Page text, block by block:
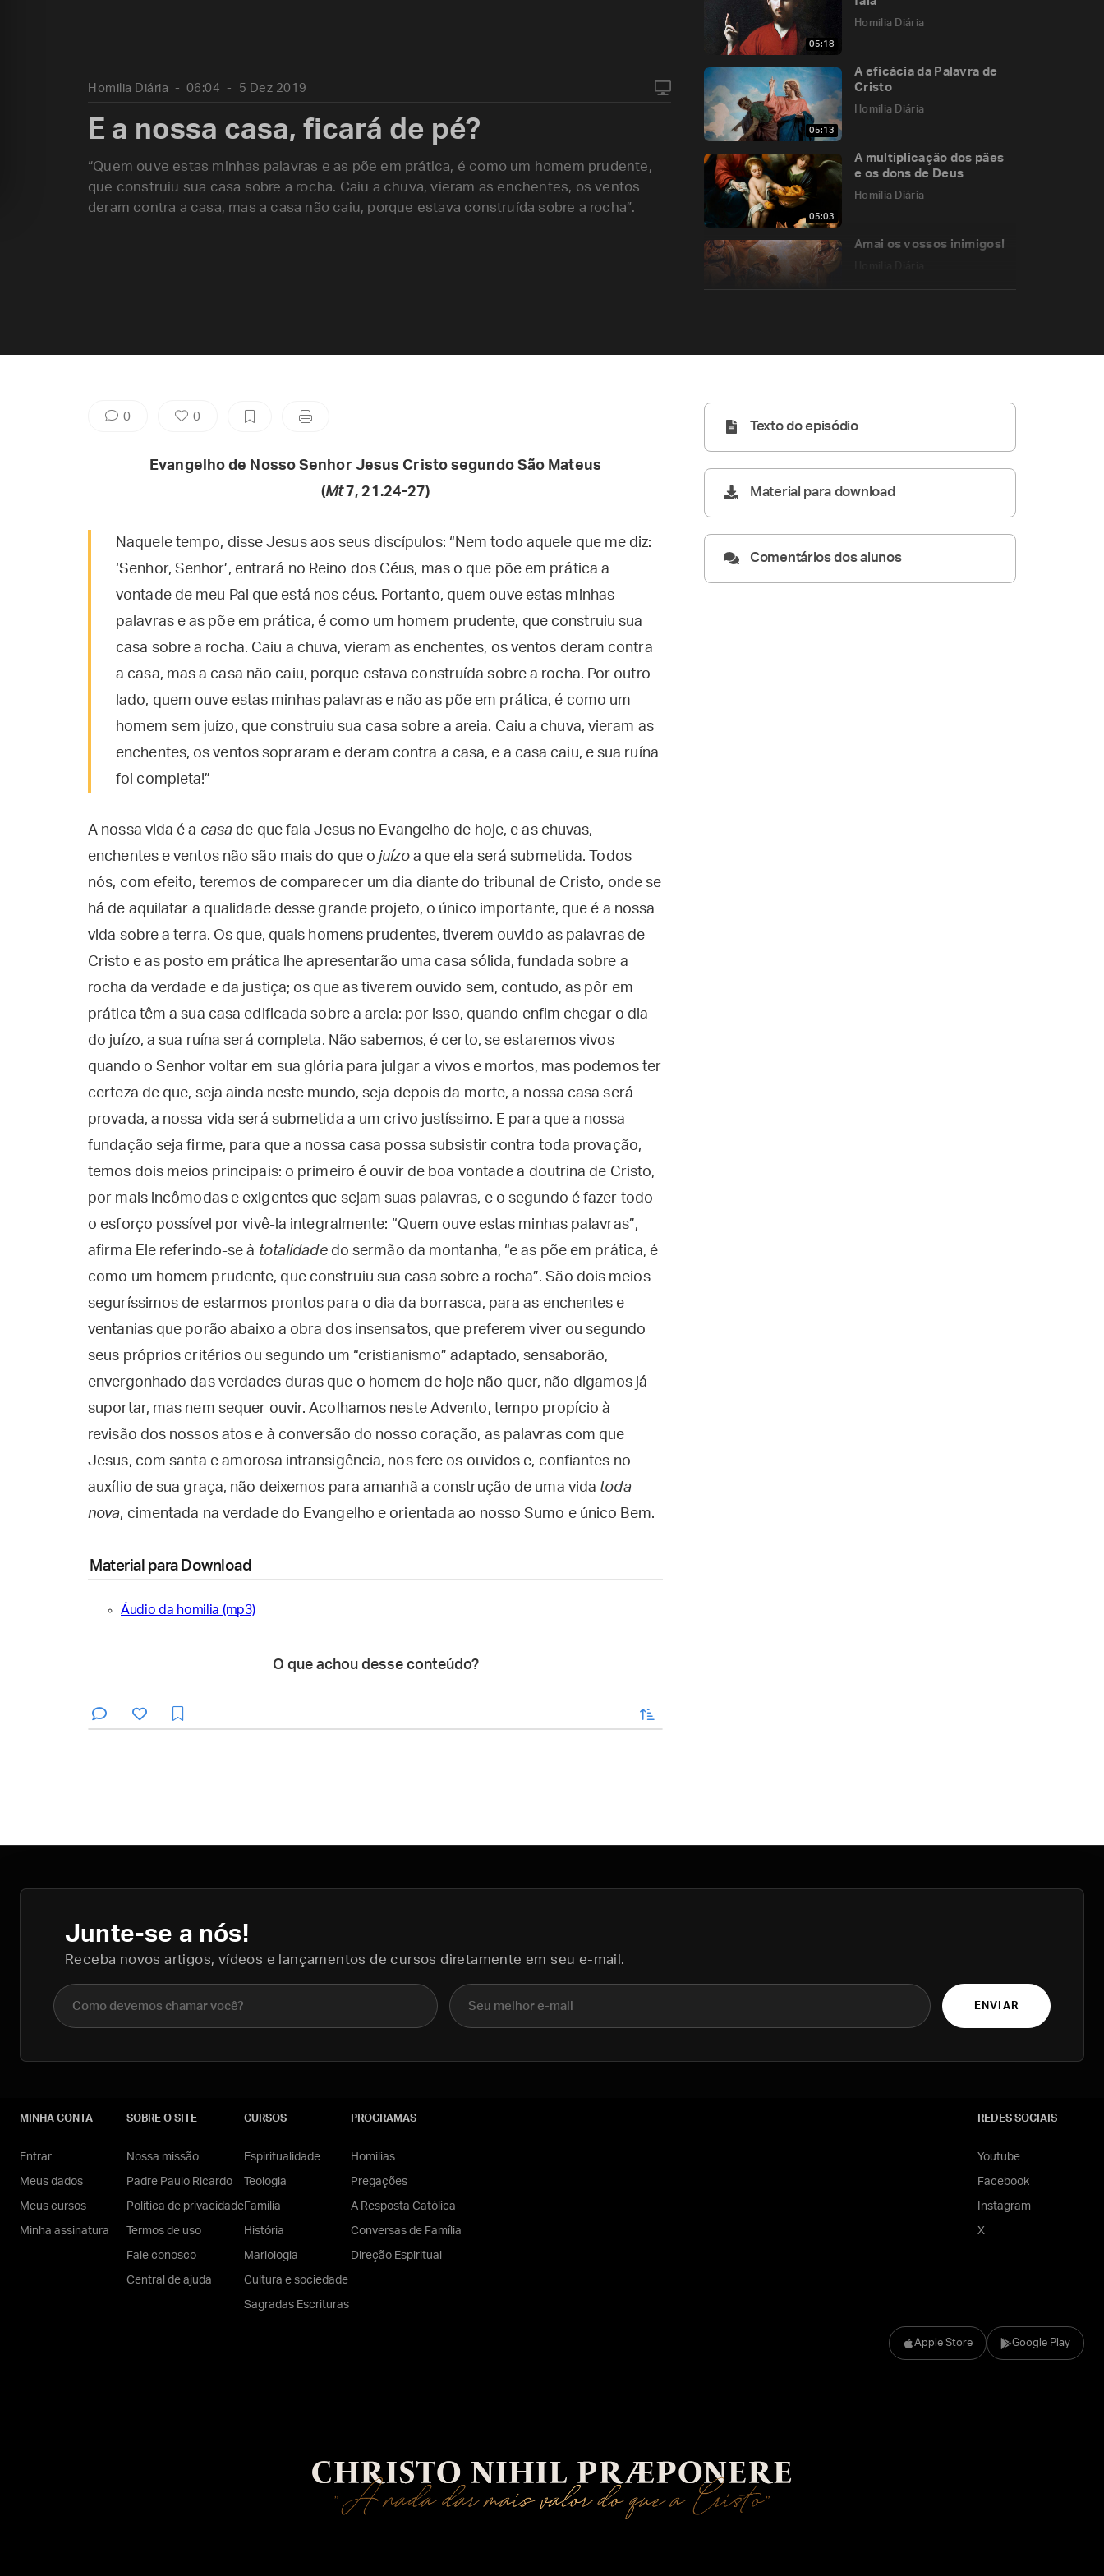
05:18
Homilia Diária
05:13
A eficácia da Palavra de
Cristo
Homilia Diária
05:03
A multiplicação dos pães
e os dons de Deus
Homilia Diária
Amai os vossos inimigos!
Homilia Diária 06:04 5 Dez 2019
E a nossa casa, ficará de pé?
“Quem ouve estas minhas palavras e as põe em prática, é como um homem prudente,
que construiu sua casa sobre a rocha. Caiu a chuva, vieram as enchentes, os ventos
deram contra a casa, mas a casa não caiu, porque estava construída sobre a rocha”.
0 0
Evangelho de Nosso Senhor Jesus Cristo segundo São Mateus
(Mt7, 21.24-27)
Naquele tempo, disse Jesus aos seus discípulos: “Nem todo aquele que me diz:
‘Senhor, Senhor’, entrará no Reino dos Céus, mas o que põe em prática a
vontade de meu Pai que está nos céus. Portanto, quem ouve estas minhas
palavras e as põe em prática, é como um homem prudente, que construiu sua
casa sobre a rocha. Caiu a chuva, vieram as enchentes, os ventos deram contra
a casa, mas a casa não caiu, porque estava construída sobre a rocha. Por outro
lado, quem ouve estas minhas palavras e não as põe em prática, é como um
homem sem juízo, que construiu sua casa sobre a areia. Caiu a chuva, vieram as
enchentes, os ventos sopraram e deram contra a casa, e a casa caiu, e sua ruína
foi completa!”
A nossa vida é a casa de que fala Jesus no Evangelho de hoje, e as chuvas,
enchentes e ventos não são mais do que ojuízoa que ela será submetida. Todos
nós, com efeito, teremos de comparecer um dia diante do tribunal de Cristo, onde se
há de aquilatar a qualidade desse grande projeto, o único importante, que é a nossa
vida sobre a terra. Os que, quais homens prudentes, tiverem ouvido as palavras de
Cristo e as posto em prática lhe apresentarão uma casa sólida, fundada sobre a
rocha da verdade e da justiça; os que as tiverem ouvido sem, contudo, as pôr em
prática têm a sua casa edificada sobre a areia: por isso, quando enfim chegar o dia
do juízo, a sua ruína será completa. Não sabemos, é certo, se estaremos vivos
quando o Senhor voltar em sua glória para julgar a vivos e mortos, mas podemos ter
certeza de que, seja ainda neste mundo, seja depois da morte, a nossa casa será
provada, a nossa vida será submetida a um crivo justíssimo. E para que a nossa
fundação seja firme, para que a nossa casa possa subsistir contra toda provação,
temos dois meios principais: o primeiro é ouvir de boa vontade a doutrina de Cristo,
por mais incômodas e exigentes que sejam suas palavras, e o segundo é fazer todo
o esforço possível por vivê-la integralmente: “Quem ouve estas minhas palavras”,
afirma Ele referindo-se à totalidadedo sermão da montanha, “e as põe em prática, é
como um homem prudente, que construiu sua casa sobre a rocha”. São dois meios
seguríssimos de estarmos prontos para o dia da borrasca, para as enchentes e
ventanias que porão abaixo a obra dos insensatos, que preferem viver ou segundo
seus próprios critérios ou segundo um “cristianismo” adaptado, sensaborão,
envergonhado das verdades duras que o homem de hoje não quer, não digamos já
suportar, mas nem sequer ouvir. Acolhamos neste Advento, tempo propício à
revisão dos nossos atos e à conversão do nosso coração, as palavras com que
Jesus, com santa e amorosa intransigência, nos fere os ouvidos e, confiantes no
auxílio de sua graça, não deixemos para amanhã a construção de uma vida toda
nova, cimentada na verdade do Evangelho e orientada ao nosso Sumo e único Bem.
Material para Download
Áudio da homilia (mp3)
O que achou desse conteúdo?
enviar
Texto do episódio
Material para download
Comentários dos alunos
Junte-se a nós!
Receba novos artigos, vídeos e lançamentos de cursos diretamente em seu e-mail.
Nome completo E-mail
ENVIAR
Apple Store Google Play
MINHA CONTA
Entrar
Meus dados
Meus cursos
Minha assinatura
SOBRE O SITE
Nossa missão
Padre Paulo Ricardo
Política de privacidade
Termos de uso
Fale conosco
Central de ajuda
CURSOS
Espiritualidade
Teologia
Família
História
Mariologia
Cultura e sociedade
Sagradas Escrituras
PROGRAMAS
Homilias
Pregações
A Resposta Católica
Conversas de Família
Direção Espiritual
REDES SOCIAIS
Youtube
Facebook
Instagram
X